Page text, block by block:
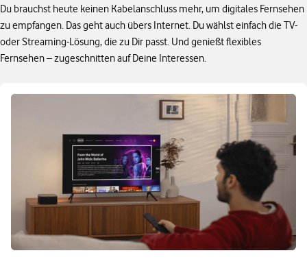
Du brauchst heute keinen Kabelanschluss mehr, um digitales Fernsehen
zu empfangen. Das geht auch übers Internet. Du wählst einfach die TV-
oder Streaming-Lösung, die zu Dir passt. Und genießt flexibles
Fernsehen – zugeschnitten auf Deine Interessen.